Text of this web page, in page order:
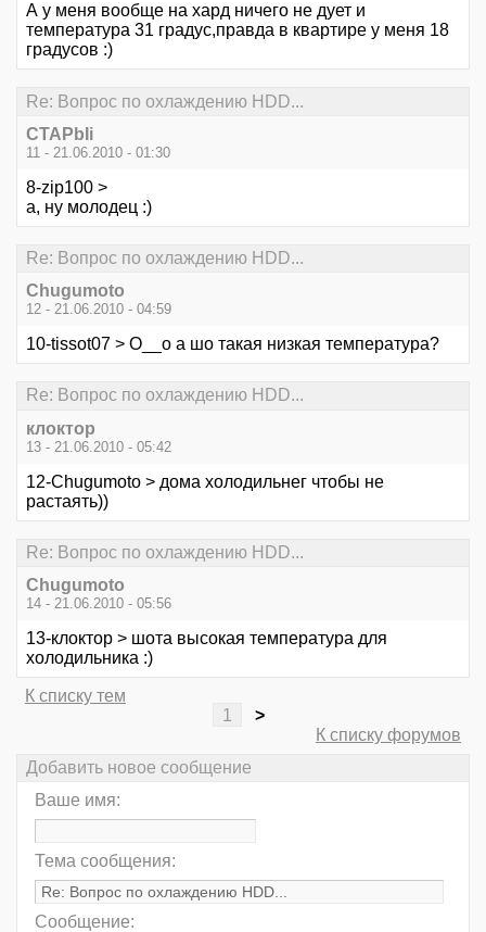
А у меня вообще на хард ничего не дует и
температура 31 градус,правда в квартире у меня 18
градусов :)
Re: Вопрос по охлаждению HDD...
CTAPbIi
11 - 21.06.2010 - 01:30
8-zip100 >
а, ну молодец :)
Re: Вопрос по охлаждению HDD...
Chugumoto
12 - 21.06.2010 - 04:59
10-tissot07 > О__о а шо такая низкая температура?
Re: Вопрос по охлаждению HDD...
клоктор
13 - 21.06.2010 - 05:42
12-Chugumoto > дома холодильнег чтобы не
растаять))
Re: Вопрос по охлаждению HDD...
Chugumoto
14 - 21.06.2010 - 05:56
13-клоктор > шота высокая температура для
холодильника :)
К списку тем
1
>
К списку форумов
Добавить новое сообщение
Ваше имя:
Тема сообщения:
Сообщение: